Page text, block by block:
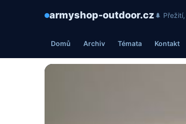
armyshop-outdoor.cz🌲
Domů Archiv Témata Kontakt